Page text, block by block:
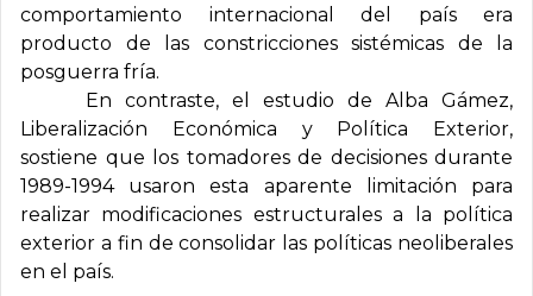
comportamiento internacional del país era
producto de las constricciones sistémicas de la
posguerra fría.
En contraste, el estudio de Alba Gámez,
Liberalización Económica y Política Exterior,
sostiene que los tomadores de decisiones durante
1989-1994 usaron esta aparente limitación para
realizar modificaciones estructurales a la política
exterior a fin de consolidar las políticas neoliberales
en el país.